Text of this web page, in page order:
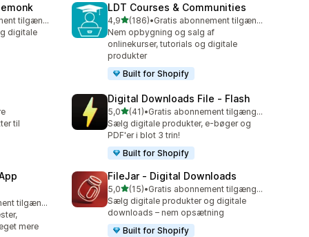
Gratis abonnement tilgængeligt
digitale
LDT Courses & Communities
4,9ud af 5 stjerner
(186)
186 anmeldelser i alt
•
Gratis abonnement tilgængeligt
Nem opbygning og salg af
onlinekurser, tutorials og digitale
produkter
Built for Shopify
til
Digital Downloads File ‑ Flash
5,0ud af 5 stjerner
(41)
41 anmeldelser i alt
•
Gratis abonnement tilgængeligt
Sælg digitale produkter, e-bøger og
PDF'er i blot 3 trin!
Built for Shopify
Gratis abonnement tilgængeligt
mere
FileJar ‑ Digital Downloads
5,0ud af 5 stjerner
(15)
15 anmeldelser i alt
•
Gratis abonnement tilgængeligt
Sælg digitale produkter og digitale
downloads – nem opsætning
Built for Shopify